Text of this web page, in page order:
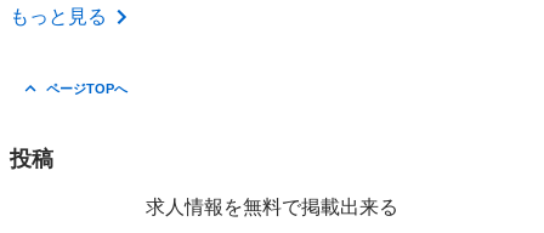
北海道 石狩市
もっと見る
ページTOPへ
投稿
求人情報を無料で掲載出来る